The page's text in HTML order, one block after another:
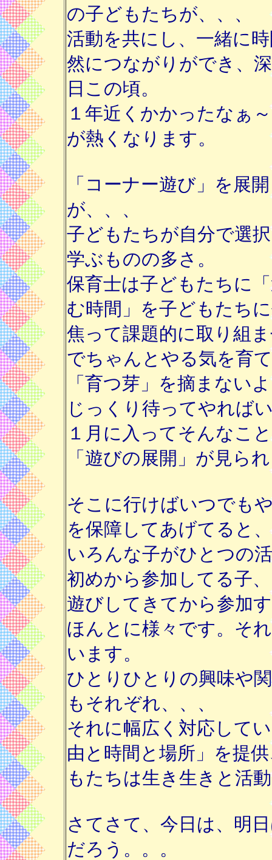
の子どもたちが、、、
活動を共にし、一緒に
然につながりができ、
日この頃。
１年近くかかったなぁ
が熱くなります。
「コーナー遊び」を展
が、、、
子どもたちが自分で選
学ぶものの多さ。
保育士は子どもたちに
む時間」を子どもたち
焦って課題的に取り組
でちゃんとやる気を育
「育つ芽」を摘まない
じっくり待ってやれば
１月に入ってそんなこ
「遊びの展開」が見ら
そこに行けばいつでも
を保障してあげてると
いろんな子がひとつの
初めから参加してる子
遊びしてきてから参加
ほんとに様々です。そ
います。
ひとりひとりの興味や
もそれぞれ、、、
それに幅広く対応して
由と時間と場所」を提
もたちは生き生きと活
さてさて、今日は、明
だろう。。。